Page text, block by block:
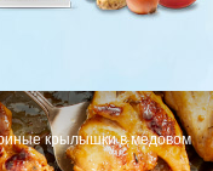
крылышки в медовом